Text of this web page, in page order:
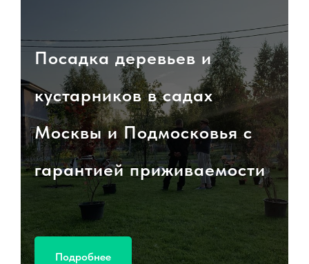
Посадка деревьев и
кустарников в садах
Москвы и Подмосковья с
гарантией приживаемости
Подробнее